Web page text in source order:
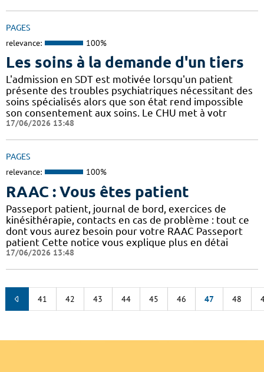
PAGES
relevance: 100%
Les soins à la demande d'un tiers
L'admission en SDT est motivée lorsqu'un patient
présente des troubles psychiatriques nécessitant des
soins spécialisés alors que son état rend impossible
son consentement aux soins. Le CHU met à votr
17/06/2026 13:48
PAGES
relevance: 100%
RAAC : Vous êtes patient
Passeport patient, journal de bord, exercices de
kinésithérapie, contacts en cas de problème : tout ce
dont vous aurez besoin pour votre RAAC Passeport
patient Cette notice vous explique plus en détai
17/06/2026 13:48
41 42 43 44 45 46 47 48